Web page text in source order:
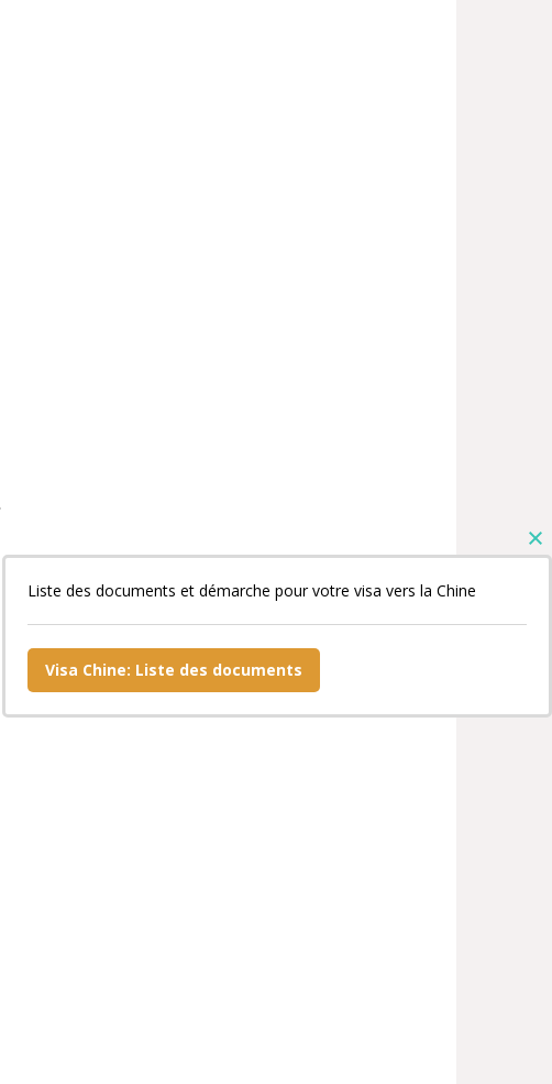
Liste des documents et démarche pour votre visa vers la Chine
Visa Chine: Liste des documents